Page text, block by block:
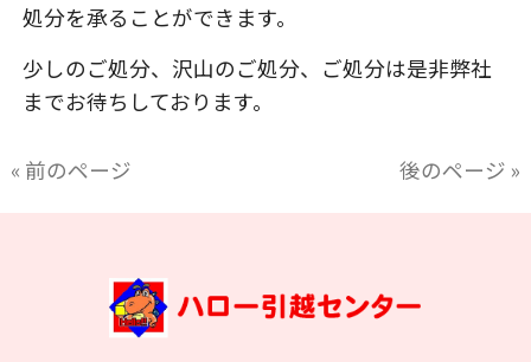
処分を承ることができます。
少しのご処分、沢山のご処分、ご処分は是非弊社
までお待ちしております。
« 前のページ 後のページ »